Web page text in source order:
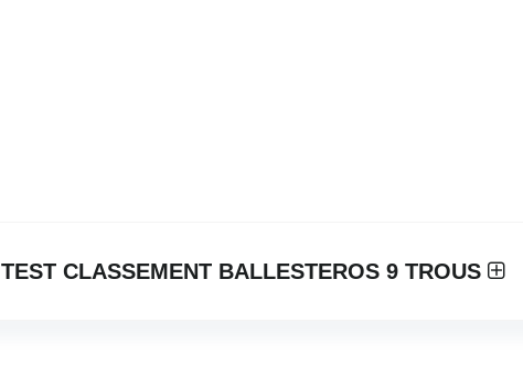
TEST CLASSEMENT BALLESTEROS 9 TROUS